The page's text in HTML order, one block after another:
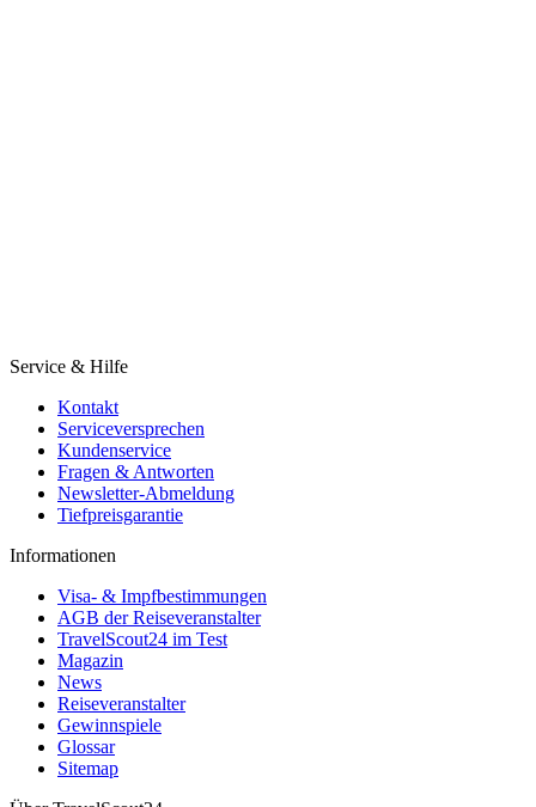
Service & Hilfe
Kontakt
Serviceversprechen
Kundenservice
Fragen & Antworten
Newsletter-Abmeldung
Tiefpreisgarantie
Informationen
Visa- & Impfbestimmungen
AGB der Reiseveranstalter
TravelScout24 im Test
Magazin
News
Reiseveranstalter
Gewinnspiele
Glossar
Sitemap